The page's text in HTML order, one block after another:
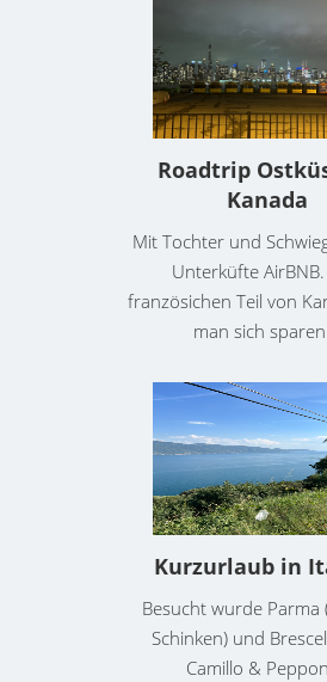
Roadtrip
Kanada
Mit Tochter und
Unterküfte
französichen Teil von
man sich
Kurzurlaub in
Besucht wurde Parma
Schinken) und
Camillo &